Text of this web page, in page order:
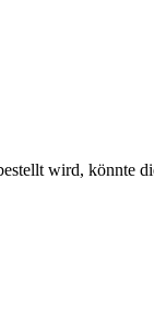
wird, könnte